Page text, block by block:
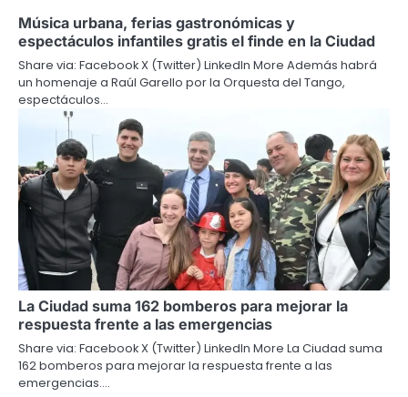
Música urbana, ferias gastronómicas y
espectáculos infantiles gratis el finde en la Ciudad
Share via: Facebook X (Twitter) LinkedIn More Además habrá
un homenaje a Raúl Garello por la Orquesta del Tango,
espectáculos…
La Ciudad suma 162 bomberos para mejorar la
respuesta frente a las emergencias
Share via: Facebook X (Twitter) LinkedIn More La Ciudad suma
162 bomberos para mejorar la respuesta frente a las
emergencias.…